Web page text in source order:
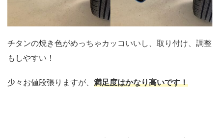
チタンの焼き色がめっちゃカッコいいし、取り付け、調整
もしやすい！
少々お値段張りますが、 満足度はかなり高いです！